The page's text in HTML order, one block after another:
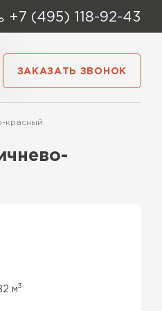
+7 (495) 118-92-43
ЗАКАЗАТЬ ЗВОНОК
красный
м3